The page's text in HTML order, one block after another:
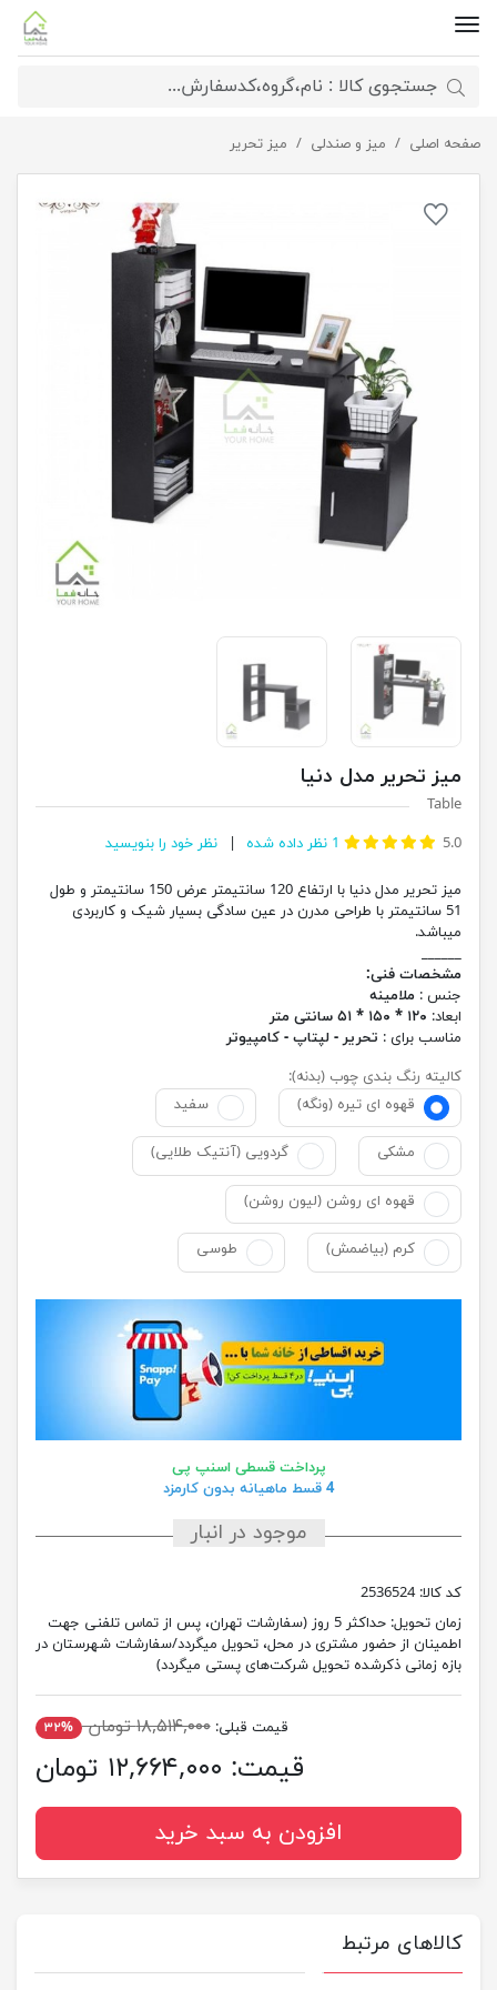
صفحه اصلی میز و صندلی میز تحریر میز تحریر مدل دنیا
میز تحریر مدل دنیا
Table
5.0
1 نظر داده شده نظر خود را بنویسید
میز تحریر مدل دنیا با ارتفاع 120 سانتیمتر عرض 150 سانتیمتر و طول
51 سانتیمتر با طراحی مدرن در عین سادگی بسیار شیک و کاربردی
میباشد.
______
مشخصات فنی:
جنس : ملامینه
ابعاد: ۱۲۰ * ۱۵۰ * ۵۱ سانتی متر
مناسب برای : تحریر - لپتاپ - کامپیوتر
کالیته رنگ بندی چوب (بدنه):
قهوه ای تیره (ونگه)
سفید
مشکی گردویی (آنتیک طلایی)
قهوه ای روشن (لیون روشن)
کرم (بیاضمش) طوسی
پرداخت قسطی اسنپ پی
4 قسط ماهیانه بدون کارمزد
موجود در انبار
کد کالا: 2536524
زمان تحویل:
حداکثر 5 روز (سفارشات تهران، پس از تماس تلفنی جهت
اطمینان از حضور مشتری در محل، تحویل میگردد/سفارشات شهرستان در
بازه زمانی ذکرشده تحویل شرکت‌های پستی میگردد)
قیمت قبلی: ۱۸,۵۱۴,۰۰۰ تومان ۳۲%
قیمت: ۱۲,۶۶۴,۰۰۰ تومان
افزودن به سبد خرید
کالاهای مرتبط